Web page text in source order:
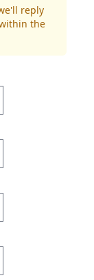
reply
the